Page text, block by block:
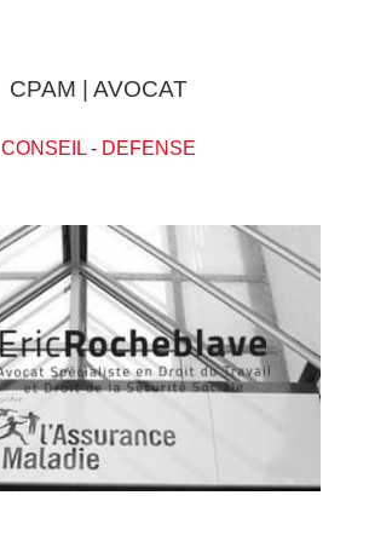
CPAM | AVOCAT
CONSEIL- DEFENSE